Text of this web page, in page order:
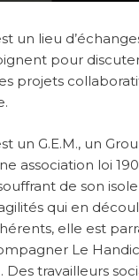
un lieu
pour
projets
un G.E.M., un
association loi
de son
qui en
elle est
Le
Des travailleurs